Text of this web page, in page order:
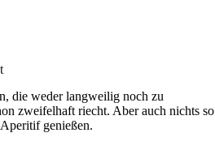
die weder langweilig noch zu
zweifelhaft riecht. Aber auch nichts so
genießen.